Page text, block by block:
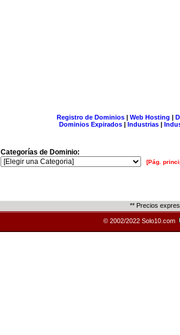
Registro de Dominios| Web Hosting |
Dominios Expirados | Industrias |
Categorías de Dominio:
[Pág.
** Precios
© 2002/2022 Solo10.com